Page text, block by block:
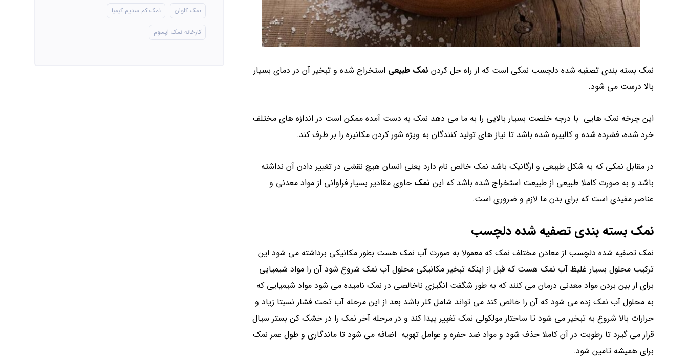
نمک بسته بندی تصفیه شده دلچسب نمکی است که از راه حل کردن نمک طبیعی استخراج شده و تبخیر آن در دمای بسیار
بالا درست می شود.
این چرخه نمک هایی با درجه خلصت بسیار بالایی را به ما می دهد نمک به دست آمده ممکن است در اندازه های مختلف
خرد شده، فشرده شده و کالیبره شده باشد تا نیاز های تولید کنندگان به ویژه شور کردن مکانیزه را بر طرف کند.
در مقابل نمکی که به شکل طبیعی و ارگانیک باشد نمک خالص نام دارد یعنی انسان هیچ نقشی در تغییر دادن آن نداشته
باشد و به صورت کاملا طبیعی از طبیعت استخراج شده باشد که این نمک حاوی مقادیر بسیار فراوانی از مواد معدنی و
عناصر مفیدی است که برای بدن ما لازم و ضروری است.
نمک بسته بندی تصفیه شده دلچسب
نمک تصفیه شده دلچسب از معادن مختلف نمک که معمولا به صورت آب نمک هست بطور مکانیکی برداشته می شود این
ترکیب محلول بسیار غلیظ آب نمک هست که قبل از اینکه تبخیر مکانیکی محلول آب نمک شروع شود آن را مواد شیمیایی
برای ار بین بردن مواد معدنی درمان می کنند که به طور شگفت انگیزی ناخالصی در نمک نامیده می شود مواد شیمیایی که
به محلول آب نمک زده می شود که آن را خالص کند می تواند شامل کلر باشد بعد از این مرحله آب تحت فشار نسبتا زیاد و
حرارات بالا شروع به تبخیر می شود تا ساختار مولکولی نمک تغییر پیدا کند و در مرحله آخر نمک را در خشک کن بستر سیال
قرار می گیرد تا رطوبت در آن کاملا حذف شود و مواد ضد حفره و عوامل تهویه اضافه می شود تا ماندگاری و طول عمر نمک
برای همیشه تامین شود.
نمک کلوان نمک کم سدیم کیمیا
کارخانه نمک اپسوم